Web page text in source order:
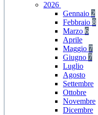
2026
Gennaio 2
Febbraio 8
Marzo 6
Aprile
Maggio 7
Giugno 7
Luglio
Agosto
Settembre
Ottobre
Novembre
Dicembre